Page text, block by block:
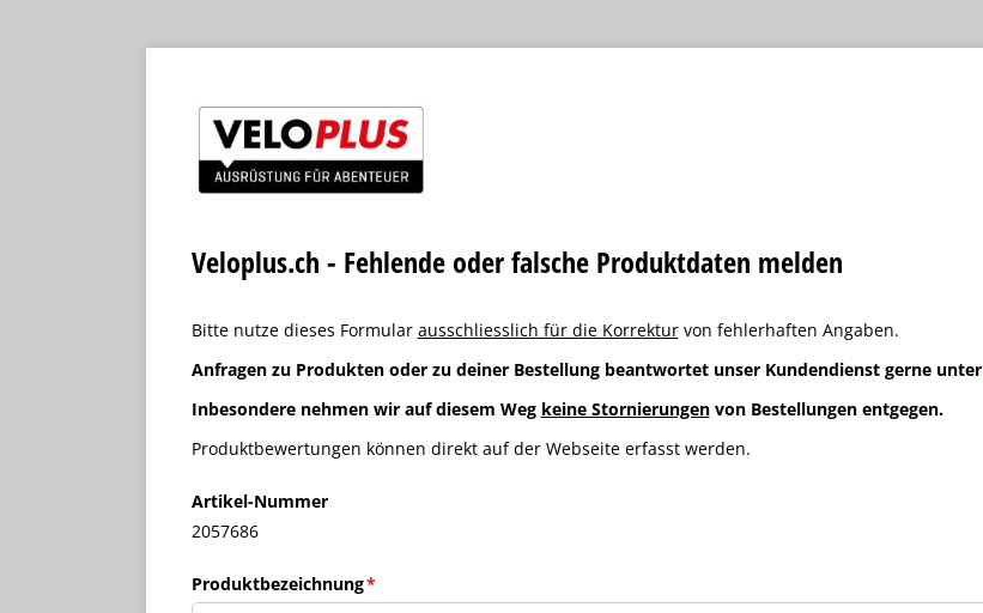
Veloplus.ch - Fehlende oder falsche Produktdaten melden
Bitte nutze dieses Formular ausschliesslich für die Korrekturvon fehlerhaften Angaben.
Anfragen zu Produkten oder zu deiner Bestellung beantwortet unser Kundendienst gerne unter
Inbesondere nehmen wir auf diesem Weg keine Stornierungenvon Bestellungen entgegen.
Produktbewertungen können direkt auf der Webseite erfasst werden.
Artikel-Nummer
2057686
Produktbezeichnung*
(erforderlich)